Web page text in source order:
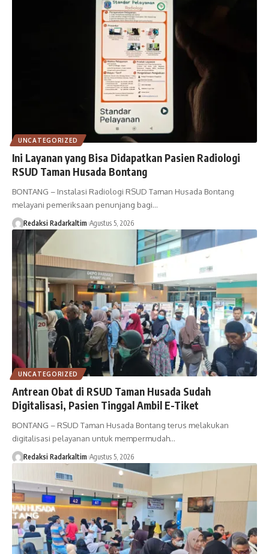
UNCATEGORIZED
Ini Layanan yang Bisa Didapatkan Pasien Radiologi
RSUD Taman Husada Bontang
BONTANG – Instalasi Radiologi RSUD Taman Husada Bontang
melayani pemeriksaan penunjang bagi…
Redaksi Radarkaltim Agustus 5, 2026
UNCATEGORIZED
Antrean Obat di RSUD Taman Husada Sudah
Digitalisasi, Pasien Tinggal Ambil E-Tiket
BONTANG – RSUD Taman Husada Bontang terus melakukan
digitalisasi pelayanan untuk mempermudah…
Redaksi Radarkaltim Agustus 5, 2026